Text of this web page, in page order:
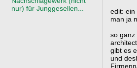
edit: ein
man ja
so ganz
gibt es
und